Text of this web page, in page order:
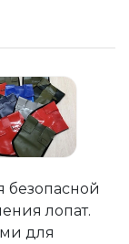
безопасной
лопат.
для